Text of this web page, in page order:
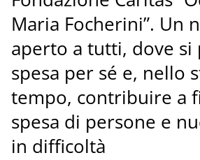
Maria Focherini”. Un
aperto a tutti, dove si
spesa per sé e, nello
tempo, contribuire a
spesa di persone e
in difficoltà